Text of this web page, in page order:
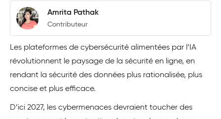
Amrita Pathak
Contributeur
Les plateformes de cybersécurité alimentées par l’IA
révolutionnent le paysage de la sécurité en ligne, en
rendant la sécurité des données plus rationalisée, plus
concise et plus efficace.
D’ici 2027, les cybermenaces devraient toucher des